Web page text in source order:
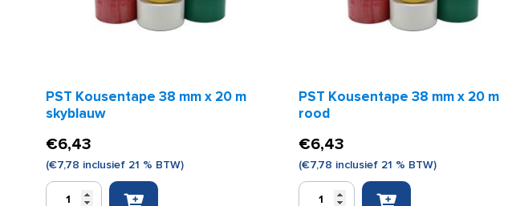
PST Kousentape 38 mm x 20 m
skyblauw
€6,43
(€7,78 inclusief 21 % BTW)
PST
PST Kousentape 38 mm x 20 m
rood
€6,43
(€7,78 inclusief 21 % BTW)
PST